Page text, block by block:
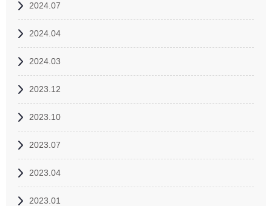
2024.07
2024.04
2024.03
2023.12
2023.10
2023.07
2023.04
2023.01